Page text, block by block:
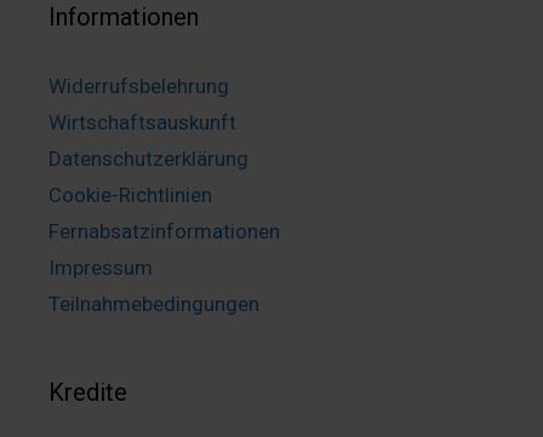
Informationen
Widerrufsbelehrung
Wirtschaftsauskunft
Datenschutzerklärung
Cookie-Richtlinien
Fernabsatzinformationen
Impressum
Teilnahmebedingungen
Kredite